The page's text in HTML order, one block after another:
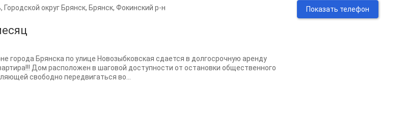
, Городской округ Брянск, Брянск, Фокинский р-н
города Брянска по улице Новозыбковская сдается в долгосрочную аренду
Дом расположен в шаговой доступности от остановки общественного
свободно передвигаться во...
Показать телефон